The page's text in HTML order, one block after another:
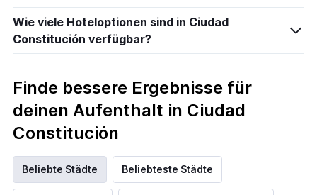
Wie viele Hoteloptionen sind in Ciudad
Constitución verfügbar?
Finde bessere Ergebnisse für
deinen Aufenthalt in Ciudad
Constitución
Beliebte Städte Beliebteste Städte